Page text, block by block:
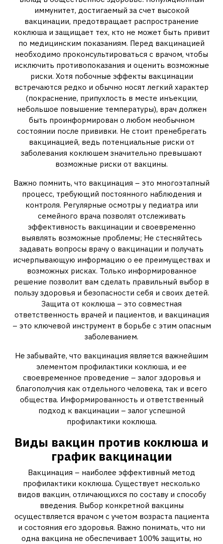
иммунитет, достигаемый за счет высокой
вакцинации, предотвращает распространение
коклюша и защищает тех, кто не может быть привит
по медицинским показаниям. Перед вакцинацией
необходимо проконсультироваться с врачом, чтобы
исключить противопоказания и оценить возможные
риски. Хотя побочные эффекты вакцинации
встречаются редко и обычно носят легкий характер
(покраснение, припухлость в месте инъекции,
небольшое повышение температуры), врач должен
быть проинформирован о любом необычном
состоянии после прививки. Не стоит пренебрегать
вакцинацией, ведь потенциальные риски от
заболевания коклюшем значительно превышают
возможные риски от вакцины.
Важно помнить, что вакцинация – это многоэтапный
процесс, требующий постоянного наблюдения и
контроля. Регулярные осмотры у педиатра или
семейного врача позволят отслеживать
эффективность вакцинации и своевременно
выявлять возможные проблемы; Не стесняйтесь
задавать вопросы врачу о вакцинации и получать
исчерпывающую информацию о ее преимуществах и
возможных рисках. Только информированное
решение позволит вам сделать правильный выбор в
пользу здоровья и безопасности себя и своих детей.
Защита от коклюша – это совместная
ответственность врачей и пациентов, и вакцинация
– это ключевой инструмент в борьбе с этим опасным
заболеванием.
Не забывайте, что вакцинация является важнейшим
элементом профилактики коклюша, и ее
своевременное проведение – залог здоровья и
благополучия как отдельного человека, так и всего
общества. Информированность и ответственный
подход к вакцинации – залог успешной
профилактики коклюша.
Виды вакцин против коклюша и
график вакцинации
Вакцинация – наиболее эффективный метод
профилактики коклюша. Существует несколько
видов вакцин, отличающихся по составу и способу
введения. Выбор конкретной вакцины
осуществляется врачом с учетом возраста пациента
и состояния его здоровья. Важно понимать, что ни
одна вакцина не обеспечивает 100% защиты, но